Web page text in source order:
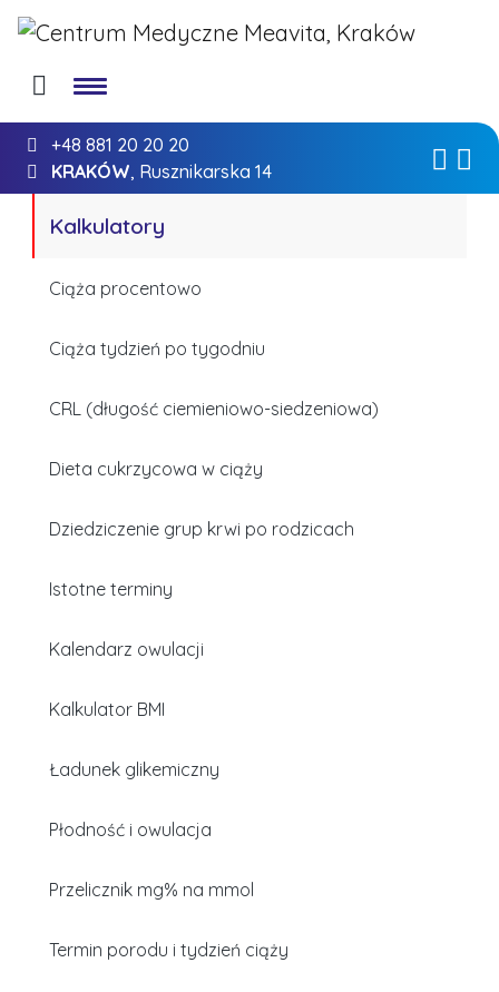
+48 881 20 20 20
KRAKÓW, Rusznikarska 14
Kalkulatory
Ciąża procentowo
Ciąża tydzień po tygodniu
CRL (długość ciemieniowo-siedzeniowa)
Dieta cukrzycowa w ciąży
Dziedziczenie grup krwi po rodzicach
Istotne terminy
Kalendarz owulacji
Kalkulator BMI
Ładunek glikemiczny
Płodność i owulacja
Przelicznik mg% na mmol
Termin porodu i tydzień ciąży